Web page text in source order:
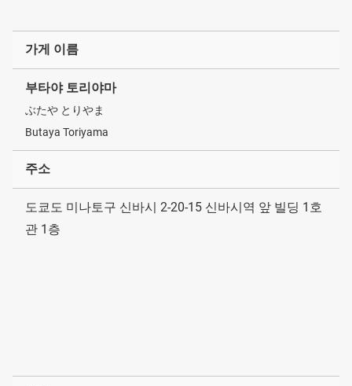
가게 이름
부타야 토리야마
ぶたや とりやま
Butaya Toriyama
주소
도쿄도 미나토구 신바시 2-20-15 신바시역 앞 빌딩 1호
관 1층